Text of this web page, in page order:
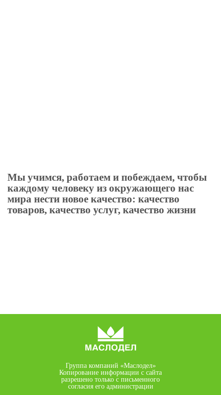
Мы учимся, работаем и побеждаем, чтобы
каждому человеку из окружающего нас
мира нести новое качество: качество
товаров, качество услуг, качество жизни
Группа компаний «Маслодел»
Копирование информации с сайта
разрешено только с письменного
согласия его администрации